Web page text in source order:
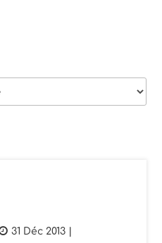
31 Déc 2013 |